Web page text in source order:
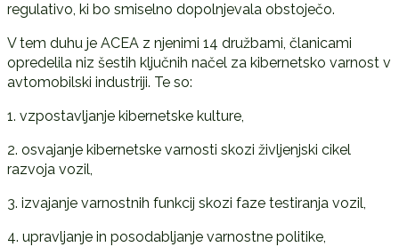
regulativo, ki bo smiselno dopolnjevala obstoječo.
V tem duhu je ACEA z njenimi 14 družbami, članicami
opredelila niz šestih ključnih načel za kibernetsko varnost v
avtomobilski industriji. Te so:
1. vzpostavljanje kibernetske kulture,
2. osvajanje kibernetske varnosti skozi življenjski cikel
razvoja vozil,
3. izvajanje varnostnih funkcij skozi faze testiranja vozil,
4. upravljanje in posodabljanje varnostne politike,